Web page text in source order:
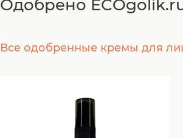
Одобрено
Все одобренные кремы для